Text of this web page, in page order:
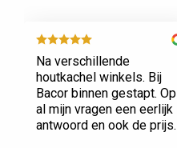
Na verschillende
houtkachel winkels. Bij
Bacor binnen gestapt. Op
al mijn vragen een eerlijk
antwoord en ook de prijs